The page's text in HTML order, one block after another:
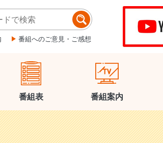
番組へのご意見・ご感想
番組表 番組案内